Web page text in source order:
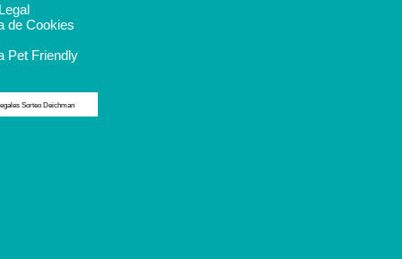
de Cookies
Pet Friendly
Sorteo Deichman